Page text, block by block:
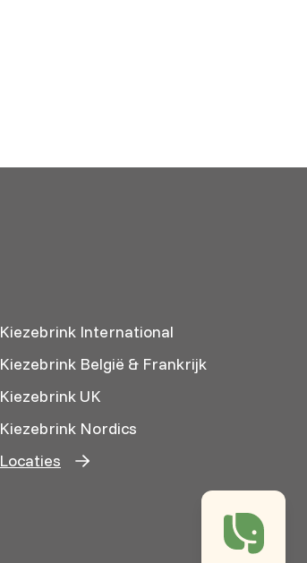
Kiezebrink International
Kiezebrink België & Frankrijk
Kiezebrink UK
Kiezebrink Nordics
Locaties